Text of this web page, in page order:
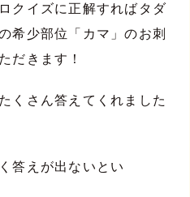
クイズに正解すればタダ
希少部位「カマ」のお刺
だきます！
くさん答えてくれました
答えが出ないとい